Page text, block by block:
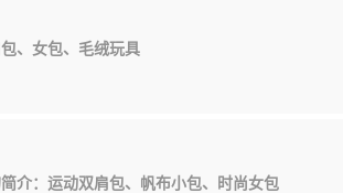
、女包、毛绒玩具
介：运动双肩包、帆布小包、时尚女包